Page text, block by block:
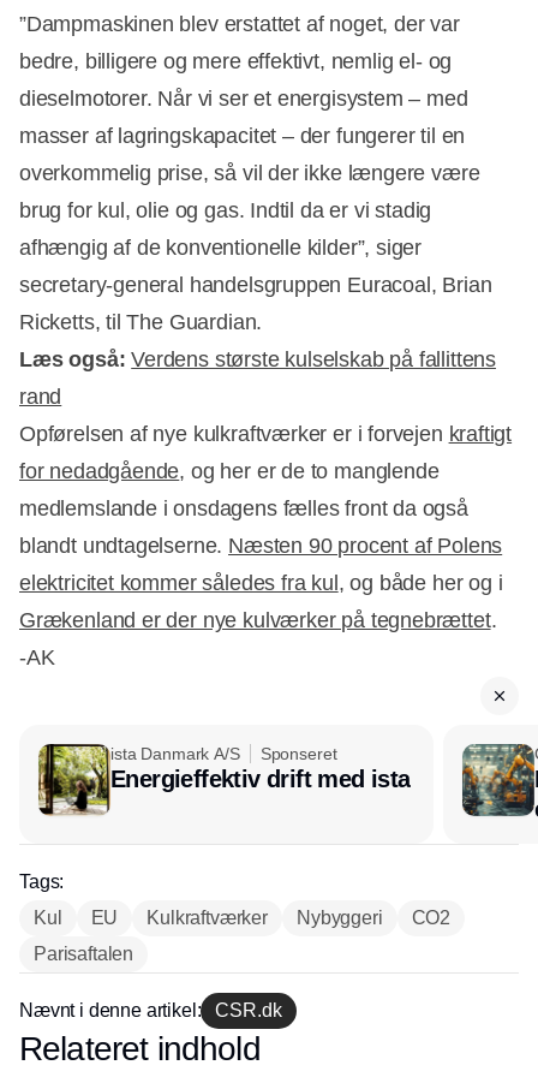
”Dampmaskinen blev erstattet af noget, der var
bedre, billigere og mere effektivt, nemlig el- og
dieselmotorer. Når vi ser et energisystem – med
masser af lagringskapacitet – der fungerer til en
overkommelig prise, så vil der ikke længere være
brug for kul, olie og gas. Indtil da er vi stadig
afhængig af de konventionelle kilder”, siger
secretary-general handelsgruppen Euracoal, Brian
Ricketts, til The Guardian.
Læs også: Verdens største kulselskab på fallittens
rand
Opførelsen af nye kulkraftværker er i forvejen kraftigt
for nedadgående, og her er de to manglende
medlemslande i onsdagens fælles front da også
blandt undtagelserne. Næsten 90 procent af Polens
elektricitet kommer således fra kul, og både her og i
Grækenland er der nye kulværker på tegnebrættet.
-AK
ista Danmark A/S Sponseret
Energieffektiv drift med ista
Tags:
Kul
EU Kulkraftværker Nybyggeri
CO2
Parisaftalen
Nævnt i denne artikel: CSR.dk
Annonce
Relateret indhold